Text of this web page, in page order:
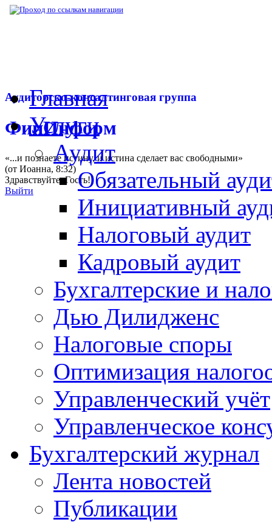
Аудиторско-консалтинговая группа
ФинИнформ
«...и познаете истину, и истина сделает вас свободными»
(от Иоанна, 8:32)
Здравствуйте,Гость!
Выйти
Главная
Услуги
Аудит
Обязательный
Инициативный
Налоговый аудит
Кадровый аудит
Бухгалтерские и
Дью Дилидженс
Налоговые споры
Оптимизация
Управленческий учёт
Управленческое
Бухгалтерский журнал
Лента новостей
Публикации